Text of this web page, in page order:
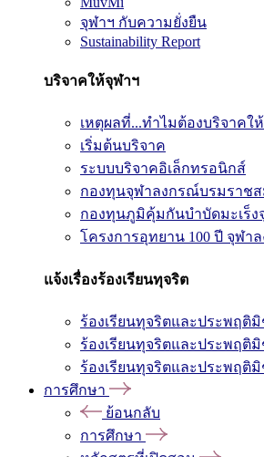
จุฬาฯ กับความยั่งยืน
Sustainability Report
บริจาคให้จุฬาฯ
เหตุผลที่...ทำไมต้องบริจาคใ
เริ่มต้นบริจาค
ระบบบริจาคอิเล็กทรอนิกส์
กองทุนจุฬาลงกรณ์บรมราช
กองทุนภูมิคุ้มกันบำบัดมะเร็ง
โครงการอุทยาน 100 ปี จุฬา
แจ้งเรื่องร้องเรียนทุจริต
ร้องเรียนทุจริตและประพฤติ
ร้องเรียนทุจริตและประพฤติ
ร้องเรียนทุจริตและประพฤติ
การศึกษา
ย้อนกลับ
การศึกษา